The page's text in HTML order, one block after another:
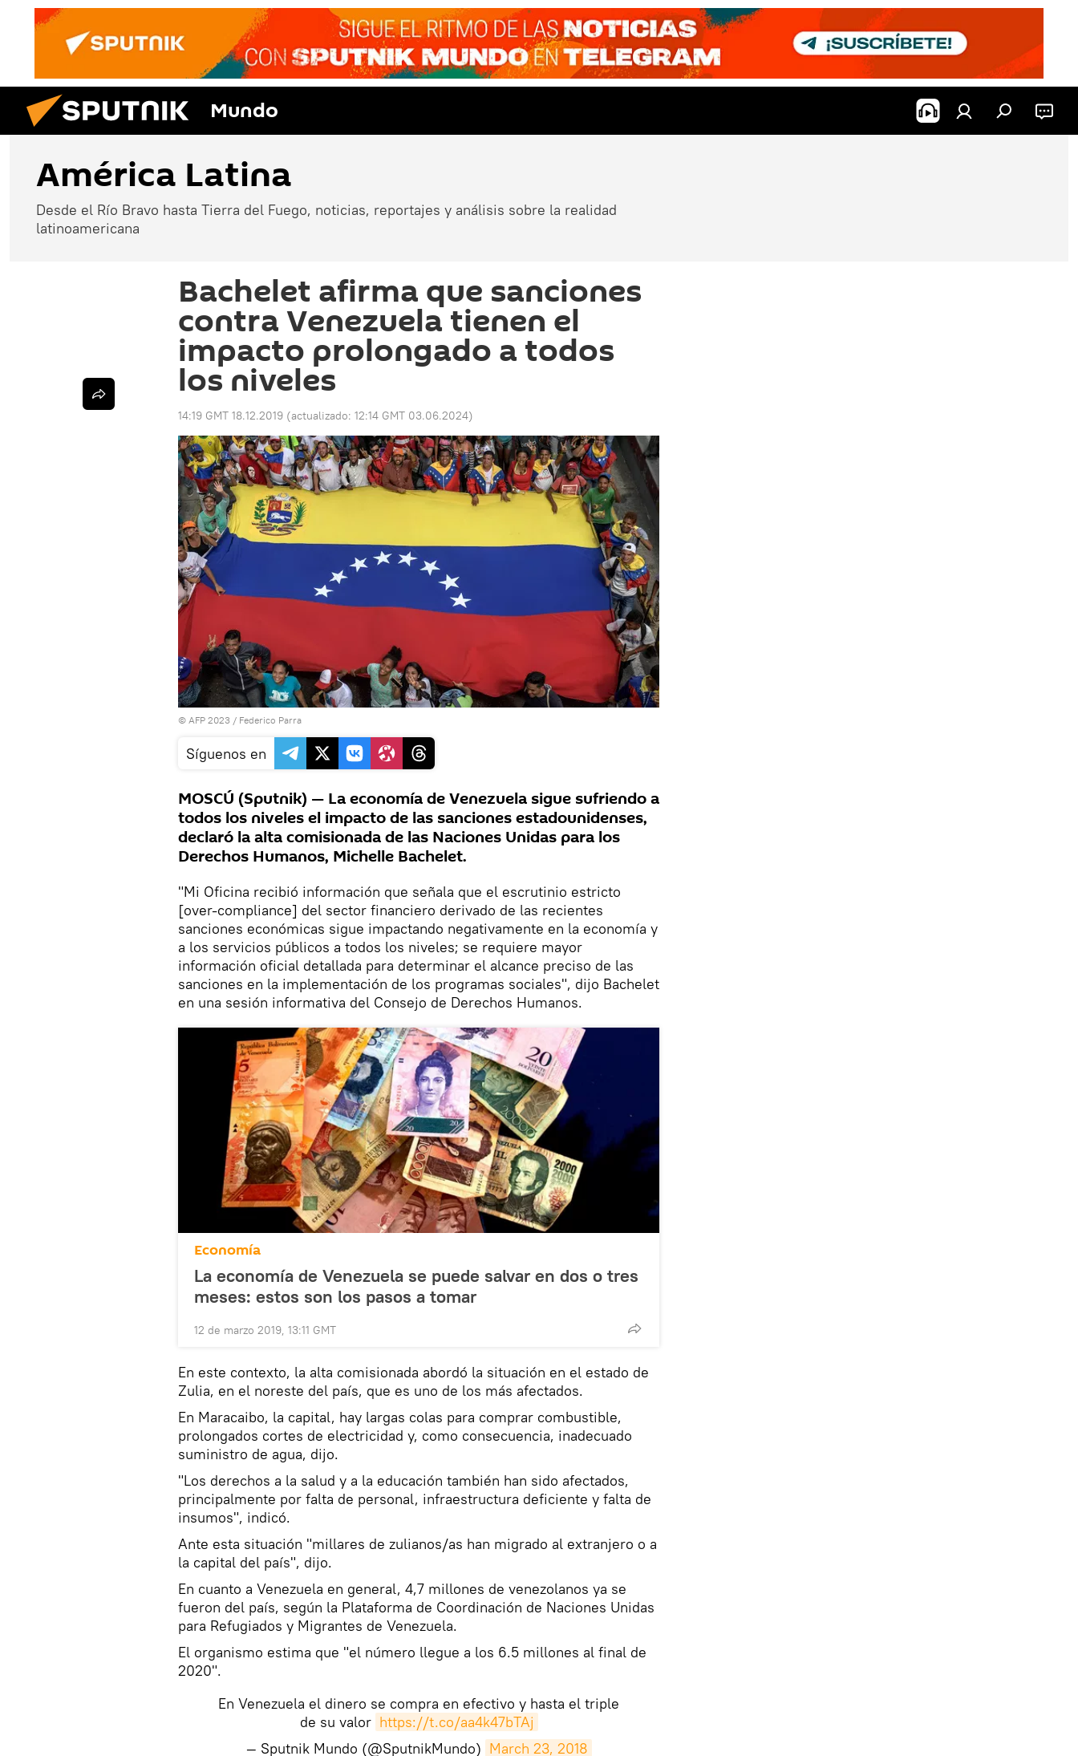
Mundo
América Latina
Desde el Río Bravo hasta Tierra del Fuego, noticias, reportajes y análisis sobre la realidad
latinoamericana
Bachelet afirma que sanciones
contra Venezuela tienen el
impacto prolongado a todos
los niveles
14:19 GMT 18.12.2019 (actualizado: 12:14 GMT 03.06.2024)
© AFP 2023 / Federico Parra
Síguenos en
MOSCÚ (Sputnik) — La economía de Venezuela sigue sufriendo a
todos los niveles el impacto de las sanciones estadounidenses,
declaró la alta comisionada de las Naciones Unidas para los
Derechos Humanos, Michelle Bachelet.
"Mi Oficina recibió información que señala que el escrutinio estricto
[over-compliance] del sector financiero derivado de las recientes
sanciones económicas sigue impactando negativamente en la economía y
a los servicios públicos a todos los niveles; se requiere mayor
información oficial detallada para determinar el alcance preciso de las
sanciones en la implementación de los programas sociales", dijo Bachelet
en una sesión informativa del Consejo de Derechos Humanos.
Economía
La economía de Venezuela se puede salvar en dos o tres
meses: estos son los pasos a tomar
12 de marzo 2019, 13:11 GMT
En este contexto, la alta comisionada abordó la situación en el estado de
Zulia, en el noreste del país, que es uno de los más afectados.
En Maracaibo, la capital, hay largas colas para comprar combustible,
prolongados cortes de electricidad y, como consecuencia, inadecuado
suministro de agua, dijo.
"Los derechos a la salud y a la educación también han sido afectados,
principalmente por falta de personal, infraestructura deficiente y falta de
insumos", indicó.
Ante esta situación "millares de zulianos/as han migrado al extranjero o a
la capital del país", dijo.
En cuanto a Venezuela en general, 4,7 millones de venezolanos ya se
fueron del país, según la Plataforma de Coordinación de Naciones Unidas
para Refugiados y Migrantes de Venezuela.
El organismo estima que "el número llegue a los 6.5 millones al final de
2020".
En Venezuela el dinero se compra en efectivo y hasta el triple
de su valor https://t.co/aa4k47bTAj
— Sputnik Mundo (@SputnikMundo) March 23, 2018